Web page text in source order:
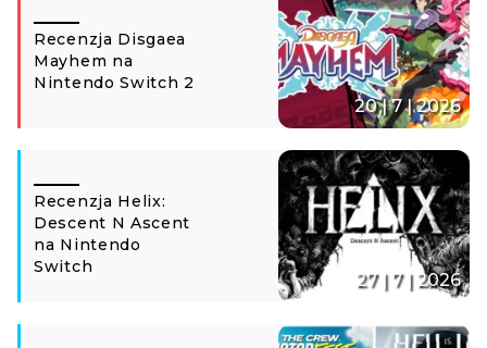
Recenzja Disgaea
Mayhem na
Nintendo Switch 2
20 | 7 | 2026
Recenzja Helix:
Descent N Ascent
na Nintendo
Switch
27 | 7 | 2026